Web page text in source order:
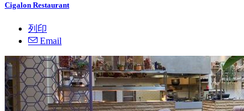
Cigalon Restaurant
列印
Email